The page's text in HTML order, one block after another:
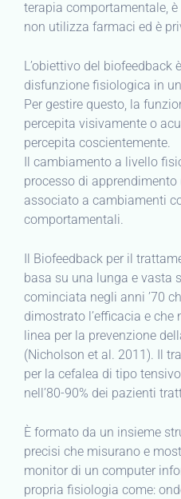
terapia comportamentale,
non utilizza farmaci ed è
L’obiettivo del biofeedback
disfunzione fisiologica in
Per gestire questo, la
percepita visivamente o
percepita coscientemente.
Il cambiamento a livello
processo di
associato a cambiamenti
comportamentali.
Il Biofeedback per il
basa su una lunga e vasta
cominciata negli anni ’70
dimostrato l’efficacia e che
linea per la prevenzione
(Nicholson et al. 2011). Il
per la cefalea di tipo
nell’80-90% dei pazienti
È formato da un insieme
precisi che misurano e
monitor di un computer
propria fisiologia come: